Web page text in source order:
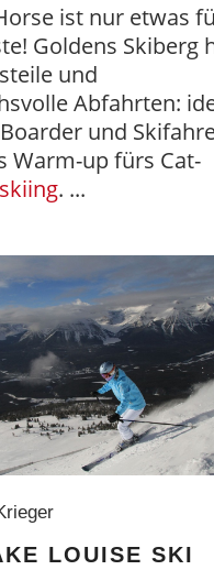
ist nur etwas
Goldens Skiberg
und
Abfahrten:
und
Warm-up fürs Cat-
.
LOUISE SKI